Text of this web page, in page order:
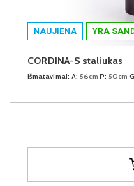
NAUJIENA YRA
CORDINA-S staliukas
Išmatavimai: A: 56cm P: 50cm